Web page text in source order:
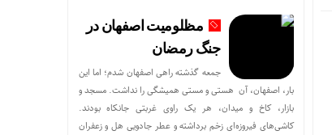
مظلومیت اصفهان در
جنگ رمضان
جمعه گذشته راهی اصفهان شدم؛ اما این
بار، اصفهان، آن هستی و مستی همیشگی را نداشت. مسجد و
بازار، کاخ و میدان، هر یک راوی غربتی جانکاه بودند.
کاشی‌های فیروزه‌ای زخم برداشته و عطر جادویی هل و زعفران